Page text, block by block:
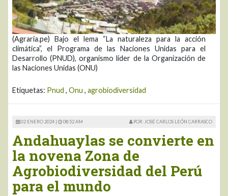
(Agraria.pe) Bajo el lema “La naturaleza para la acción
climática”, el Programa de las Naciones Unidas para el
Desarrollo (PNUD), organismo líder de la Organización de
las Naciones Unidas (ONU)
Etiquetas: Pnud , Onu , agrobiodiversidad
02 ENERO 2024 | 08:52 AM POR: JOSÉ CARLOS LEÓN CARRASCO
Andahuaylas se convierte en
la novena Zona de
Agrobiodiversidad del Perú
para el mundo